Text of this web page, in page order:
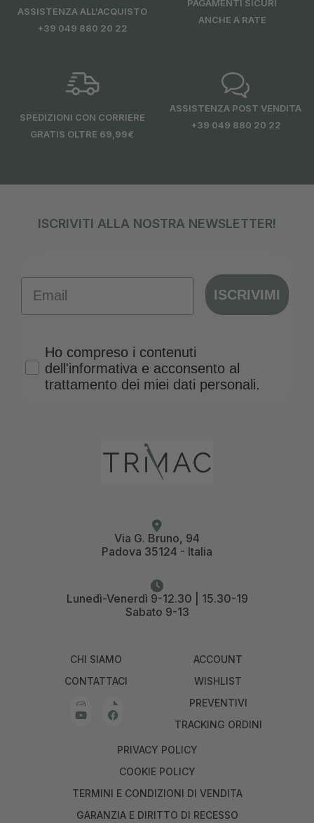
ASSISTENZA ALL'ACQUISTO
+39 049 880 20 22
PAGAMENTI SICURI
ANCHE A RATE
SPEDIZIONI CON CORRIERE
GRATIS OLTRE 69,99€
ASSISTENZA POST VENDITA
+39 049 880 20 22
ISCRIVITI ALLA NOSTRA NEWSLETTER!
ISCRIVIMI
Privacy Policy
Ho compreso i contenuti
dell'informativa e acconsento al
trattamento dei miei dati personali.
Via G. Bruno, 94
Padova 35124 - Italia
Lunedì-Venerdì 9-12.30 | 15.30-19
Sabato 9-13
CHI SIAMO
CONTATTACI
ACCOUNT
WISHLIST
PREVENTIVI
TRACKING ORDINI
PRIVACY POLICY
COOKIE POLICY
TERMINI E CONDIZIONI DI VENDITA
GARANZIA E DIRITTO DI RECESSO